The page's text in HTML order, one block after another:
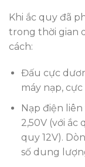
Khi ắc quy đã
trong thời gian
cách:
Đấu cực
máy nạp,
Nạp điện liên
2,50V (với ắc
quy 12V).
số dung